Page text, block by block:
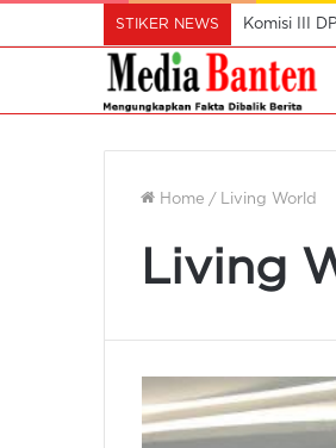
STIKER NEWS Komisi III
Home / Living World
Living